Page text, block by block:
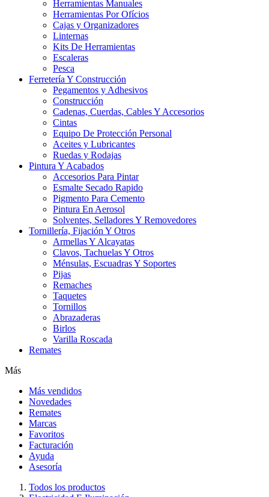
Herramientas Manuales
Herramientas Por Ofícios
Cajas y Organizadores
Linternas
Kits De Herramientas
Escaleras
Pesca
Ferretería Y Construcción
Pegamentos y Adhesivos
Construcción
Cadenas, Cuerdas, Cables Y Accesorios
Cintas
Equipo De Protección Personal
Aceites y Lubricantes
Ruedas y Rodajas
Pintura Y Acabados
Accesorios Para Pintar
Esmalte Secado Rapido
Pigmento Para Cemento
Pintura En Aerosol
Solventes, Selladores Y Removedores
Tornillería, Fijación Y Otros
Armellas Y Alcayatas
Clavos, Tachuelas Y Otros
Ménsulas, Escuadras Y Soportes
Pijas
Remaches
Taquetes
Tornillos
Abrazaderas
Birlos
Varilla Roscada
Remates
Más
Más vendidos
Novedades
Remates
Marcas
Favoritos
Facturación
Ayuda
Asesoría
Todos los productos